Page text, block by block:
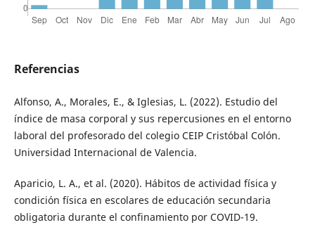
Referencias
Alfonso, A., Morales, E., & Iglesias, L. (2022). Estudio del
índice de masa corporal y sus repercusiones en el entorno
laboral del profesorado del colegio CEIP Cristóbal Colón.
Universidad Internacional de Valencia.
Aparicio, L. A., et al. (2020). Hábitos de actividad física y
condición física en escolares de educación secundaria
obligatoria durante el confinamiento por COVID-19.